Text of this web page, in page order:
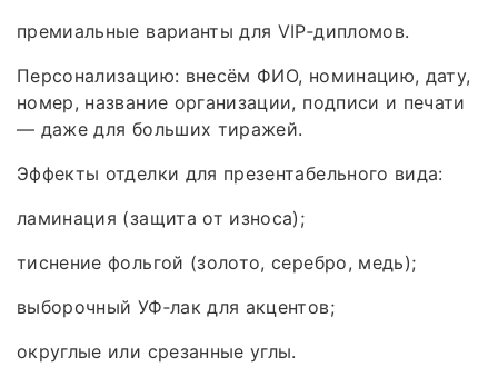
премиальные варианты для VIP‑дипломов.
Персонализацию: внесём ФИО, номинацию, дату,
номер, название организации, подписи и печати
— даже для больших тиражей.
Эффекты отделки для презентабельного вида:
ламинация (защита от износа);
тиснение фольгой (золото, серебро, медь);
выборочный УФ‑лак для акцентов;
округлые или срезанные углы.